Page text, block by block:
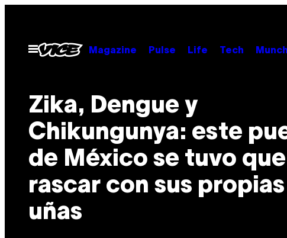
contenido
Abrir
Menú
Magazine Pulse Life Tech
Zika, Dengue y
Chikungunya: este
de México se tuvo que
rascar con sus propias
uñas